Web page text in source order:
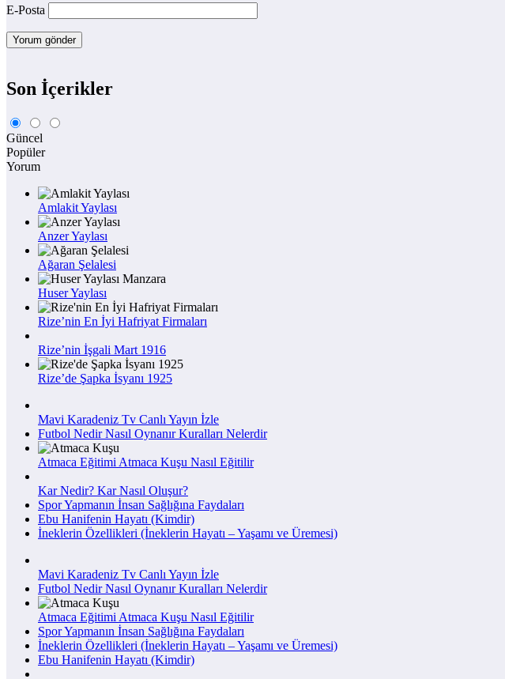
E-Posta
Son İçerikler
Güncel
Popüler
Yorum
Amlakit Yaylası
Anzer Yaylası
Ağaran Şelalesi
Huser Yaylası
Rize’nin En İyi Hafriyat Firmaları
Rize’nin İşgali Mart 1916
Rize’de Şapka İsyanı 1925
Mavi Karadeniz Tv Canlı Yayın İzle
Futbol Nedir Nasıl Oynanır Kuralları Nelerdir
Atmaca Eğitimi Atmaca Kuşu Nasıl Eğitilir
Kar Nedir? Kar Nasıl Oluşur?
Spor Yapmanın İnsan Sağlığına Faydaları
Ebu Hanifenin Hayatı (Kimdir)
İneklerin Özellikleri (İneklerin Hayatı – Yaşamı ve Üremesi)
Mavi Karadeniz Tv Canlı Yayın İzle
Futbol Nedir Nasıl Oynanır Kuralları Nelerdir
Atmaca Eğitimi Atmaca Kuşu Nasıl Eğitilir
Spor Yapmanın İnsan Sağlığına Faydaları
İneklerin Özellikleri (İneklerin Hayatı – Yaşamı ve Üremesi)
Ebu Hanifenin Hayatı (Kimdir)